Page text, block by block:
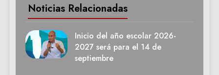
Noticias Relacionadas
Inicio del año escolar 2026-
2027 será para el 14 de
septiembre